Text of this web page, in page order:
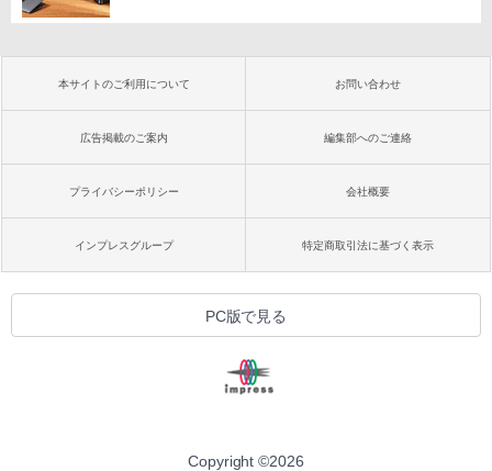
本サイトのご利用について お問い合わせ
広告掲載のご案内 編集部へのご連絡
プライバシーポリシー 会社概要
インプレスグループ 特定商取引法に基づく表示
PC版で見る
Copyright ©2026